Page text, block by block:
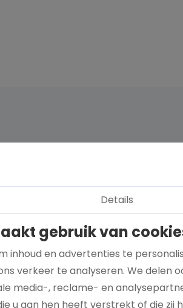
Details
gebruik van
inhoud en advertenties te
verkeer te analyseren. We delen
media-, reclame- en
u aan hen heeft verstrekt of die zij